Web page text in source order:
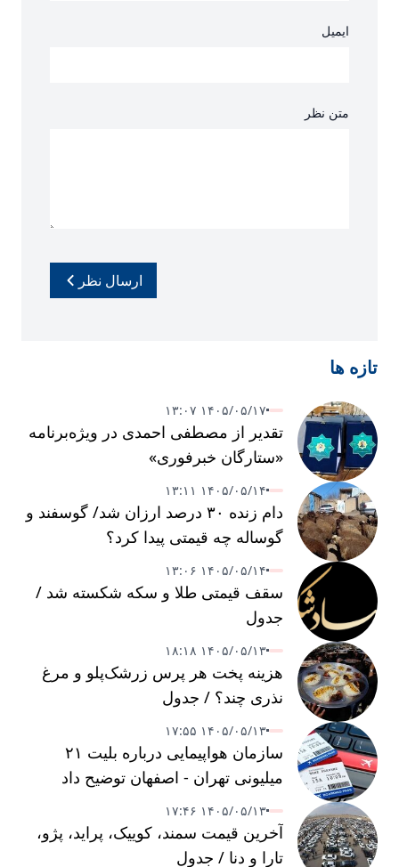
ایمیل
متن نظر
ارسال نظر
تازه ها
۱۴۰۵/۰۵/۱۷ ۱۳:۰۷
تقدیر از مصطفی احمدی در ویژه‌برنامه
«ستارگان خبرفوری»
۱۴۰۵/۰۵/۱۴ ۱۳:۱۱
دام زنده ۳۰ درصد ارزان شد/ گوسفند و
گوساله چه قیمتی پیدا کرد؟
۱۴۰۵/۰۵/۱۴ ۱۳:۰۶
سقف قیمتی طلا و سکه شکسته شد /
جدول
۱۴۰۵/۰۵/۱۳ ۱۸:۱۸
هزینه پخت هر پرس زرشک‌پلو و مرغ
نذری چند؟ / جدول
۱۴۰۵/۰۵/۱۳ ۱۷:۵۵
سازمان هواپیمایی درباره بلیت ۲۱
میلیونی تهران - اصفهان توضیح داد
۱۴۰۵/۰۵/۱۳ ۱۷:۴۶
آخرین قیمت سمند، کوییک، پراید، پژو،
تارا و دنا / جدول